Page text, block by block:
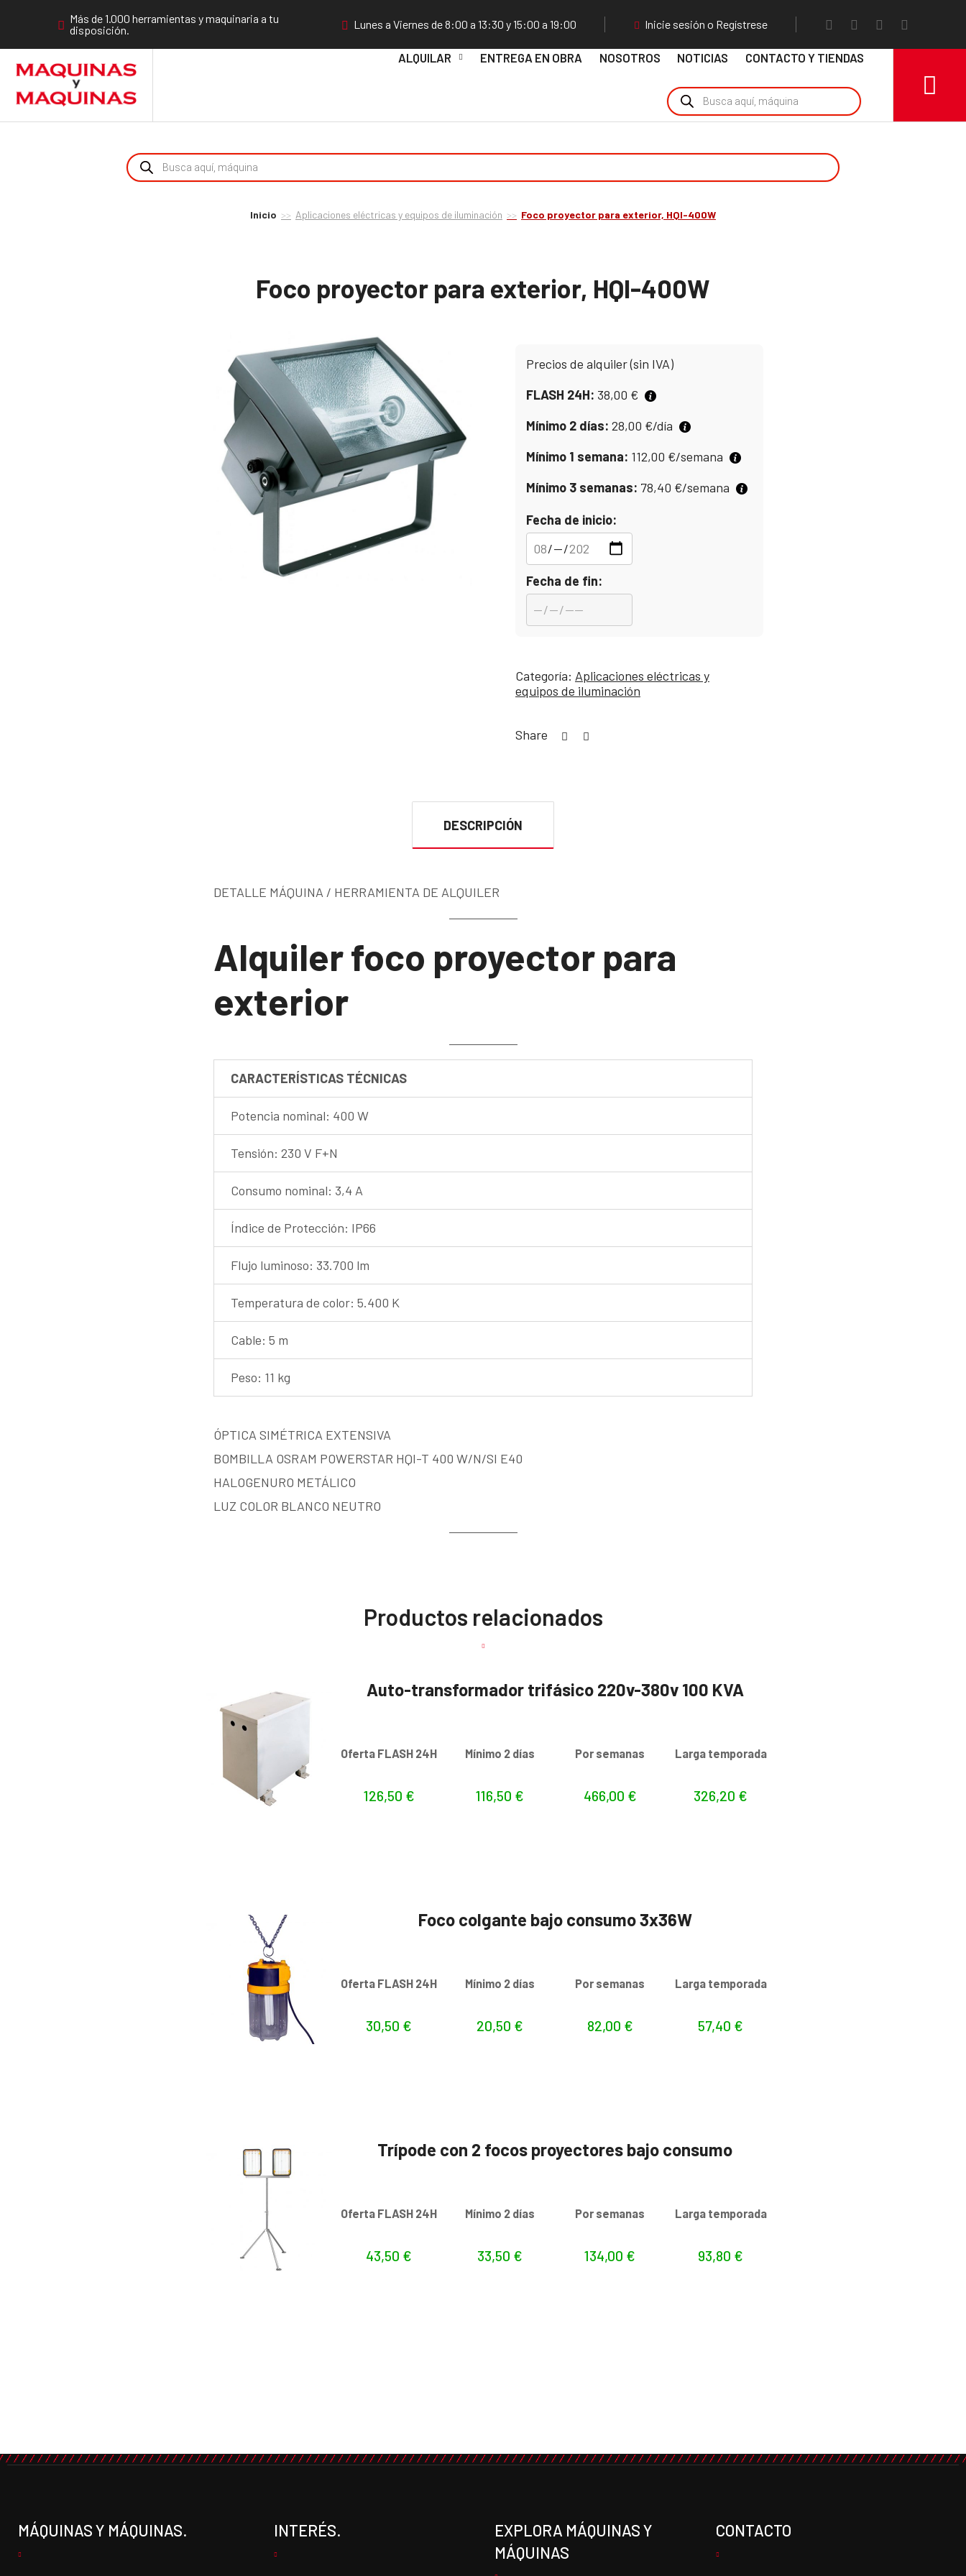
Más de 1.000 herramientas y maquinaria a tu
disposición.
Lunes a Viernes de 8:00 a 13:30 y 15:00 a 19:00 Inicie sesión o Regístrese
ALQUILAR ENTREGA EN OBRA NOSOTROS NOTICIAS CONTACTO Y TIENDAS
Inicio Aplicaciones eléctricas y equipos de iluminación Foco proyector para exterior, HQI-400W
Foco proyector para exterior, HQI-400W
Precios de alquiler (sin IVA)
FLASH 24H: 38,00 €
Mínimo 2 días: 28,00 €/día
Mínimo 1 semana: 112,00 €/semana
Mínimo 3 semanas: 78,40 €/semana
Fecha de inicio:
Fecha de fin:
Categoría: Aplicaciones eléctricas y
equipos de iluminación
Share
DESCRIPCIÓN
DETALLE MÁQUINA / HERRAMIENTA DE ALQUILER
Alquiler foco proyector para
exterior
CARACTERÍSTICAS TÉCNICAS
Potencia nominal: 400 W
Tensión: 230 V F+N
Consumo nominal: 3,4 A
Índice de Protección: IP66
Flujo luminoso: 33.700 lm
Temperatura de color: 5.400 K
Cable: 5 m
Peso: 11 kg
ÓPTICA SIMÉTRICA EXTENSIVA
BOMBILLA OSRAM POWERSTAR HQI-T 400 W/N/SI E40
HALOGENURO METÁLICO
LUZ COLOR BLANCO NEUTRO
Productos relacionados
Auto-transformador trifásico 220v-380v 100 KVA
Oferta FLASH 24H
126,50 €
Mínimo 2 días
116,50 €
Por semanas
466,00 €
Larga temporada
326,20 €
Foco colgante bajo consumo 3x36W
Oferta FLASH 24H
30,50 €
Mínimo 2 días
20,50 €
Por semanas
82,00 €
Larga temporada
57,40 €
Trípode con 2 focos proyectores bajo consumo
Oferta FLASH 24H
43,50 €
Mínimo 2 días
33,50 €
Por semanas
134,00 €
Larga temporada
93,80 €
MÁQUINAS Y MÁQUINAS. INTERÉS.
EXPLORA MÁQUINAS Y
MÁQUINAS
CONTACTO